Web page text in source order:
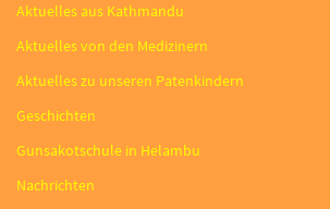
Aktuelles aus Kathmandu
Aktuelles von den Medizinern
Aktuelles zu unseren Patenkindern
Geschichten
Gunsakotschule in Helambu
Nachrichten